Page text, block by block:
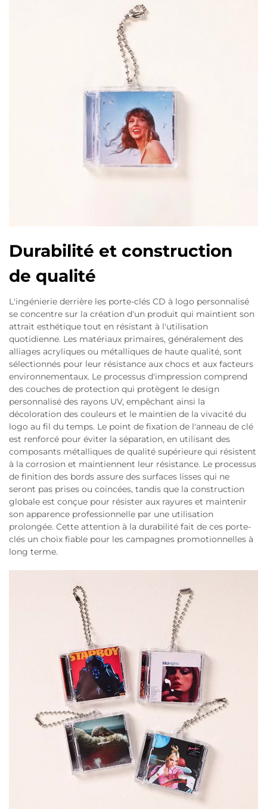
Durabilité et construction
de qualité
L'ingénierie derrière les porte-clés CD à logo personnalisé
se concentre sur la création d'un produit qui maintient son
attrait esthétique tout en résistant à l'utilisation
quotidienne. Les matériaux primaires, généralement des
alliages acryliques ou métalliques de haute qualité, sont
sélectionnés pour leur résistance aux chocs et aux facteurs
environnementaux. Le processus d'impression comprend
des couches de protection qui protègent le design
personnalisé des rayons UV, empêchant ainsi la
décoloration des couleurs et le maintien de la vivacité du
logo au fil du temps. Le point de fixation de l'anneau de clé
est renforcé pour éviter la séparation, en utilisant des
composants métalliques de qualité supérieure qui résistent
à la corrosion et maintiennent leur résistance. Le processus
de finition des bords assure des surfaces lisses qui ne
seront pas prises ou coincées, tandis que la construction
globale est conçue pour résister aux rayures et maintenir
son apparence professionnelle par une utilisation
prolongée. Cette attention à la durabilité fait de ces porte-
clés un choix fiable pour les campagnes promotionnelles à
long terme.